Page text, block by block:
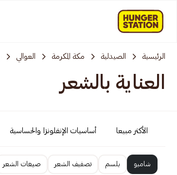
الرئيسية الصيدلية مكة المكرمة العوالي
العناية بالشعر
الأكثر مبيعا أساسيات الإنفلونزا والحساسية
شامبو بلسم تصفيف الشعر صبغات الشعر